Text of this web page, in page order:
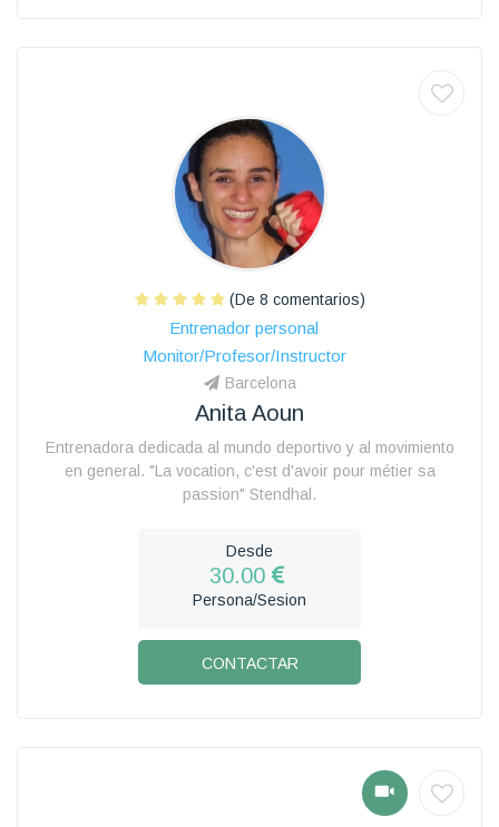
(De 8 comentarios)
Entrenador personal
Monitor/Profesor/Instructor
Barcelona
Anita Aoun
Entrenadora dedicada al mundo deportivo y al movimiento
en general. "La vocation, c'est d'avoir pour métier sa
passion" Stendhal.
Desde
30.00
Persona/Sesion
CONTACTAR